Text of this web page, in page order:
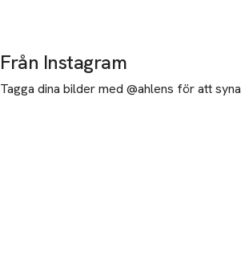
Från Instagram
Tagga dina bilder med @ahlens för att